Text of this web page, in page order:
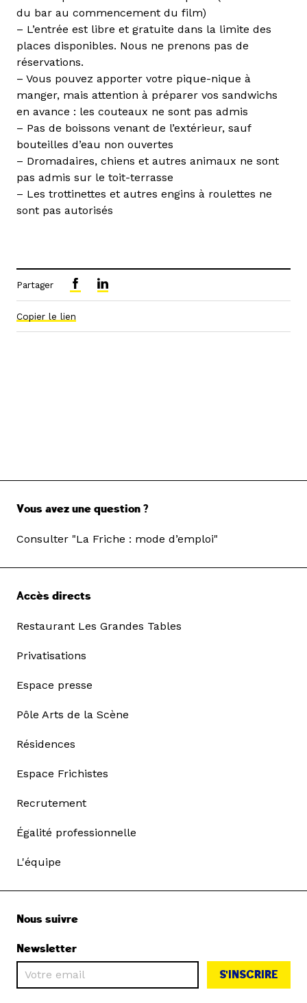
du bar au commencement du film)
– L’entrée est libre et gratuite dans la limite des
places disponibles. Nous ne prenons pas de
réservations.
– Vous pouvez apporter votre pique-nique à
manger, mais attention à préparer vos sandwichs
en avance : les couteaux ne sont pas admis
– Pas de boissons venant de l’extérieur, sauf
bouteilles d’eau non ouvertes
– Dromadaires, chiens et autres animaux ne sont
pas admis sur le toit-terrasse
– Les trottinettes et autres engins à roulettes ne
sont pas autorisés
Partager
Copier le lien
Vous avez une question ?
Consulter "La Friche : mode d’emploi"
Accès directs
Restaurant Les Grandes Tables
Privatisations
Espace presse
Pôle Arts de la Scène
Résidences
Espace Frichistes
Recrutement
Égalité professionnelle
L'équipe
Nous suivre
Newsletter
S'INSCRIRE